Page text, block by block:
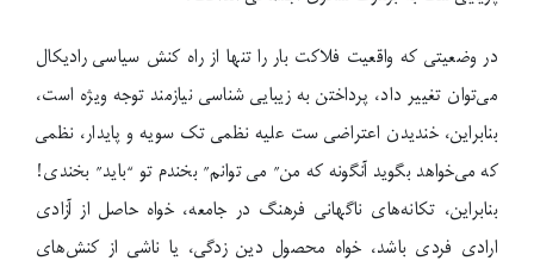
در وضعیتی که واقعیت فلاکت بار را تنها از راه کنش سیاسی رادیکال
می‌توان تغییر داد، پرداختن به زیبایی شناسی نیازمند توجه ویژه است،
بنابراین، خندیدن اعتراضی ست علیه نظمی تک سویه و پایدار، نظمی
که می‌خواهد بگوید آنگونه که من” می توانم” بخندم تو “باید” بخندی!
بنابراین، تکانه‌های ناگهانی فرهنگ در جامعه، خواه حاصل از آزادی
ارادی فردی باشد، خواه محصول دین زدگی، یا ناشی از کنش‌های